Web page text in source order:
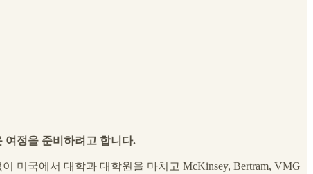
여정을 준비하려고 합니다.
미국에서 대학과 대학원을 마치고 McKinsey, Bertram, VMG